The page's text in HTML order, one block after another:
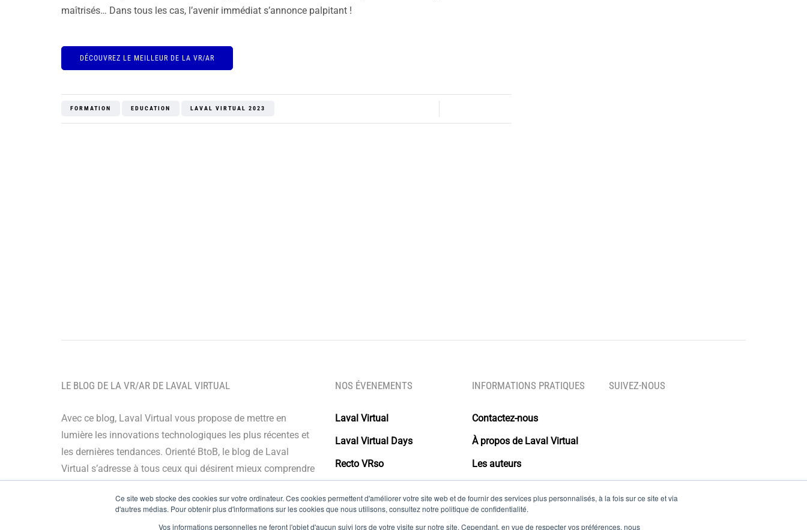
Ce site web stocke des cookies sur votre ordinateur. Ces cookies permettent d'améliorer votre site web et de fournir des services plus personnalisés, à la fois sur ce site et via
d'autres médias. Pour obtenir plus d'informations sur les cookies que nous utilisons, consultez notre politique de confidentialité.
Vos informations personnelles ne feront l'objet d'aucun suivi lors de votre visite sur notre site. Cependant, en vue de respecter vos préférences, nous
maîtrisés… Dans tous les cas, l’avenir immédiat s’annonce palpitant !
DÉCOUVREZ LE MEILLEUR DE LA VR/AR
FORMATION EDUCATION LAVAL VIRTUAL 2023
LE BLOG DE LA VR/AR DE LAVAL VIRTUAL
Avec ce blog, Laval Virtual vous propose de mettre en
lumière les innovations technologiques les plus récentes et
les dernières tendances. Orienté BtoB, le blog de Laval
Virtual s’adresse à tous ceux qui désirent mieux comprendre
leur chaîne de valeur ou encore anticiper leurs évolutions.
NOS ÉVENEMENTS
Laval Virtual
Laval Virtual Days
Recto VRso
INFORMATIONS PRATIQUES
Contactez-nous
À propos de Laval Virtual
Les auteurs
Mentions légales
SUIVEZ-NOUS